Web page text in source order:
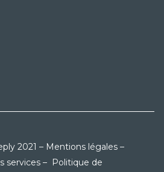
2021 – Mentions légales –
services – Politique de